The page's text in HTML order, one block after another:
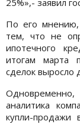
По его мнению,
тем, что не
ипотечного
итогам марта
сделок выросло
аналитика
купли-